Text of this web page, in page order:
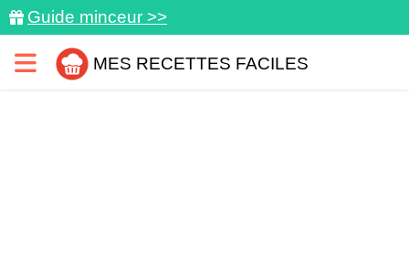
Guide minceur >>
MES RECETTES FACILES